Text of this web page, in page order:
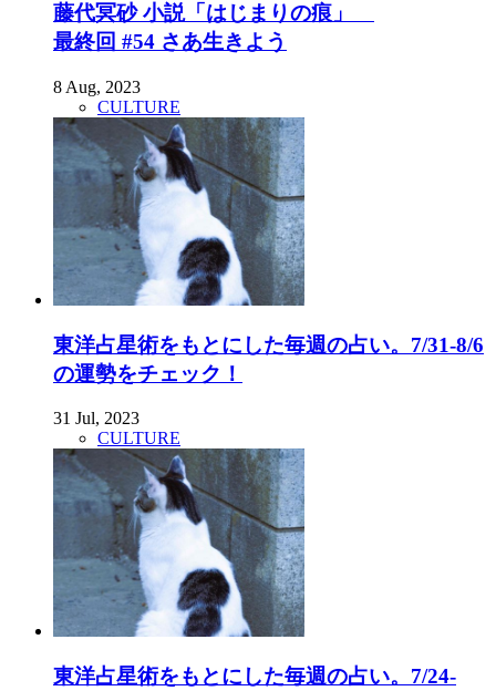
藤代冥砂 小説「はじまりの痕」
最終回 #54 さあ生きよう
8 Aug, 2023
CULTURE
東洋占星術をもとにした毎週の占い。7/31-8/6
の運勢をチェック！
31 Jul, 2023
CULTURE
東洋占星術をもとにした毎週の占い。7/24-